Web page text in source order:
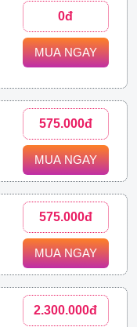
0đ
MUA NGAY
575.000đ
MUA NGAY
575.000đ
MUA NGAY
2.300.000đ